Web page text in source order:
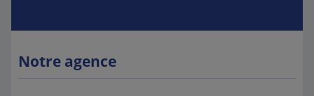
Notre agence